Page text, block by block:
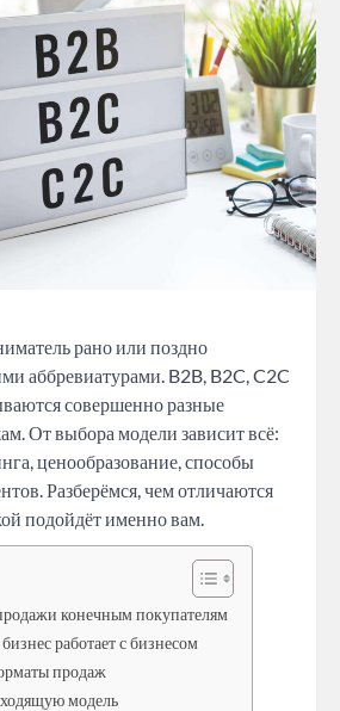
рано или поздно
аббревиатурами. B2B, B2C, C2C
совершенно разные
От выбора модели зависит всё:
ценообразование, способы
Разберёмся, чем отличаются
подойдёт именно вам.
конечным покупателям
работает с бизнесом
продаж
модель